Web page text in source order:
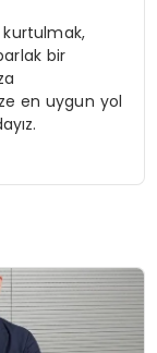
kurtulmak,
bir
en uygun yol